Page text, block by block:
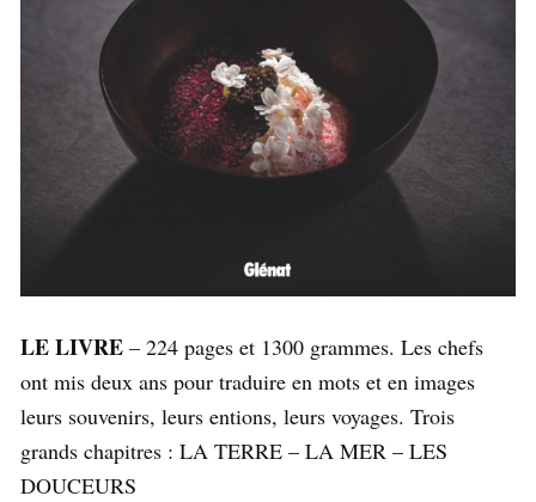
LE LIVRE – 224 pages et 1300 grammes. Les chefs
ont mis deux ans pour traduire en mots et en images
leurs souvenirs, leurs entions, leurs voyages. Trois
grands chapitres : LA TERRE – LA MER – LES
DOUCEURS